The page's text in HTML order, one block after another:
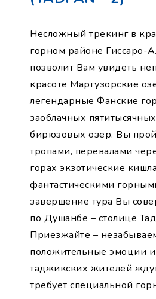
Несложный трекинг в
горном районе Гиссаро-
позволит Вам увидеть
красоте Маргузорские
легендарные Фанские
заоблачных
бирюзовых озер. Вы
тропами, перевалами
горах экзотические
фантастическими
завершение тура Вы
по Душанбе – столице
Приезжайте –
положительные эмоции и
таджикских жителей
требует специальной